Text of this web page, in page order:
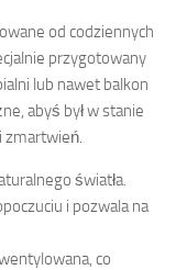
od codziennych
przygotowany
lub nawet balkon
abyś był w stanie
zmartwień.
światła.
i pozwala na
co